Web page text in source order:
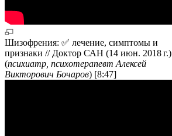
Шизофрения: ✅ лечение, симптомы и
признаки // Доктор САН (14 июн. 2018 г.)
(психиатр, психотерапевт Алексей
Викторович Бочаров) [8:47]